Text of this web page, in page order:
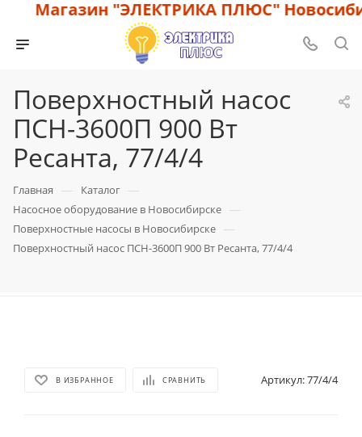
Магазин "ЭЛЕКТРИКА ПЛЮС"
Поверхностный насос
ПСН-3600П 900 Вт
Ресанта, 77/4/4
Главная — Каталог —
Насосное оборудование в Новосибирске —
Поверхностные насосы в Новосибирске —
Поверхностный насос ПСН-3600П 900 Вт Ресанта, 77/4/4
В ИЗБРАННОЕ СРАВНИТЬ Артикул:77/4/4